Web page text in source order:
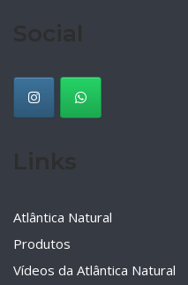
Atlântica Natural
Produtos
Vídeos da Atlântica Natural